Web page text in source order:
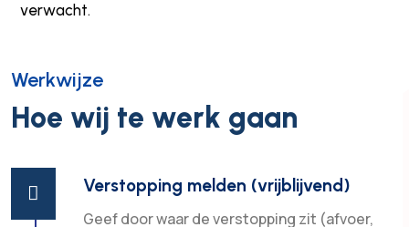
verwacht.
Werkwijze
Hoe wij te werk gaan
 Verstopping melden (vrijblijvend)
Geef door waar de verstopping zit (afvoer,